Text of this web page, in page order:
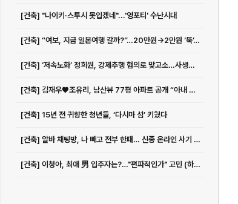
[건축] "나이키·스투시 못입겠네"...'영포티' 수난시대
[건축] “여보, 지금 일본여행 갈까?”…20만원→2만원 ‘뚝’, 관광지 호텔비 급감한 이유가
[건축] ‘저속노화’ 정희원, 강제추행 혐의로 맞고소…사생활 논란 확산
[건축] 김재우♥조유리, 남산뷰 77평 아파트 공개 “아내 위한 인테리어, 침대는 따로”(행가집)
[건축] 15년 전 귀향한 청년들, ‘다시마 섬’ 키웠다
[건축] 알바 채팅방, 나 빼고 전부 한패… 신종 온라인 사기 극성
[건축] 이청아, 최애 男 입주자는?…"편파적인가" 고민 (하트페어링)